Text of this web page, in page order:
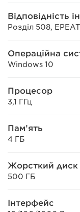
Відповідність
Розділ 508,
Операційна
Windows 10
Процесор
3,1 ГГц
Пам’ять
4 ГБ
Жорсткий диск
500 ГБ
Інтерфейс